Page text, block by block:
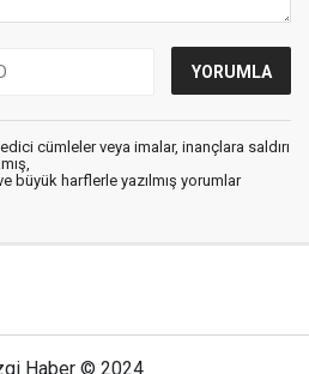
cümleler veya imalar, inançlara saldırı
büyük harflerle yazılmış yorumlar
Haber © 2024